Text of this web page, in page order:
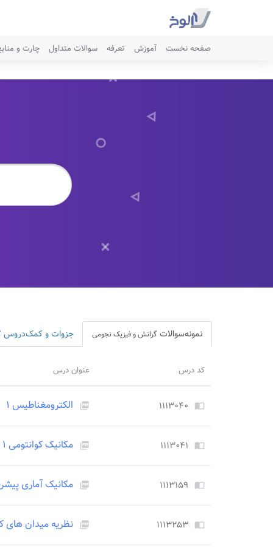
صفحه نخست آموزش تعرفه سوالات متداول چارت و
نمونه‌سوالات گرانش و فیزیک نجومی جزوات و کمک‌دروس
کد درس عنوان درس
import_contacts ۱۱۱۳۰۴۰ picture_as_pdf الکترومغناطیس ۱
import_contacts ۱۱۱۳۰۴۱ picture_as_pdf مکانیک کوانتومی ۱
import_contacts ۱۱۱۳۱۵۹ picture_as_pdf مکانیک آماری
import_contacts ۱۱۱۳۲۵۳ picture_as_pdf نظریه میدان های